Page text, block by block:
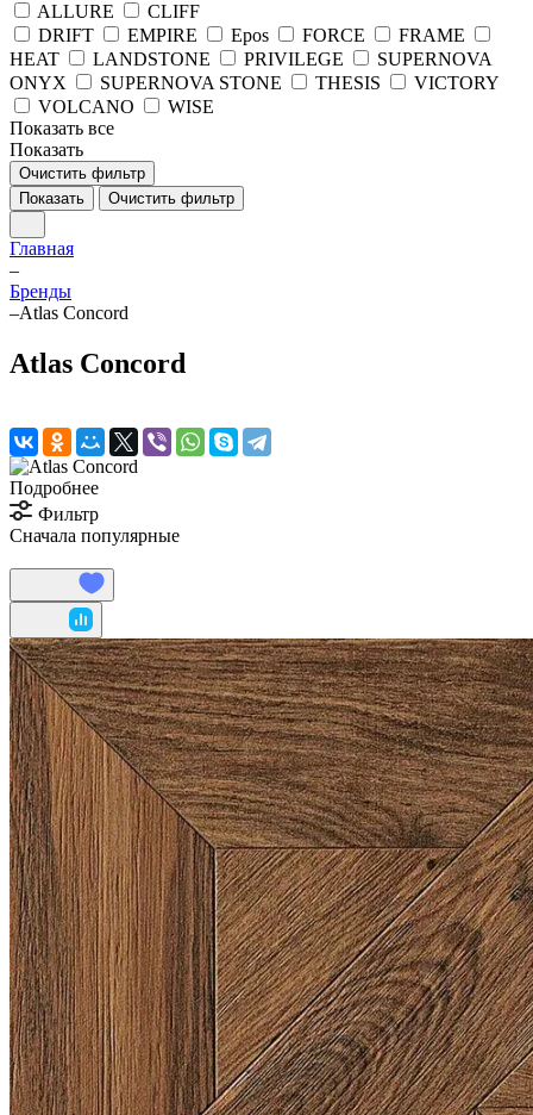
ALLURE
CLIFF
DRIFT
EMPIRE Epos FORCE
FRAME
HEAT
LANDSTONE PRIVILEGE
SUPERNOVA
ONYX
SUPERNOVA STONE THESIS
VICTORY
VOLCANO
WISE
Показать все
Показать
Очистить фильтр
Показать
Очистить фильтр
Главная
–
Бренды
–Atlas Concord
Atlas Concord
Подробнее
Фильтр
Сначала популярные